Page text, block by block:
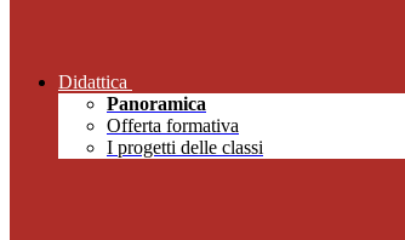
Didattica
Panoramica
Offerta formativa
I progetti delle classi